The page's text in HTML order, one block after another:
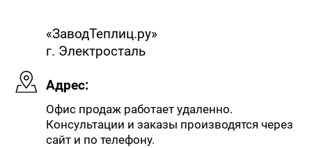
«ЗаводТеплиц.ру»
г. Электросталь
Адрес:
Офис продаж работает удаленно.
Консультации и заказы производятся через
сайт и по телефону.